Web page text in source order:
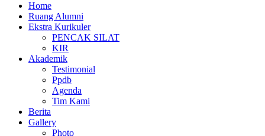
Home
Ruang Alumni
Ekstra Kurikuler
PENCAK SILAT
KIR
Akademik
Testimonial
Ppdb
Agenda
Tim Kami
Berita
Gallery
Photo